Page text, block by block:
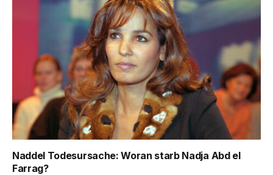
Naddel Todesursache: Woran starb Nadja Abd el
Farrag?